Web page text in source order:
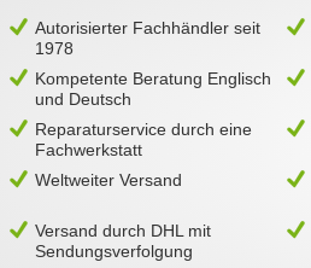
Autorisierter Fachhändler seit
1978
Kompetente Beratung Englisch
und Deutsch
Reparaturservice durch eine
Fachwerkstatt
Weltweiter Versand
Versand durch DHL mit
Sendungsverfolgung